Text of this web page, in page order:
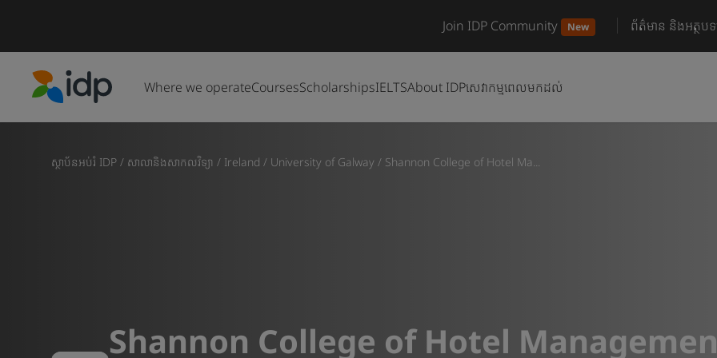
Join IDP Community New ព័ត៌មាន និងអត្ថប
Where we operateCoursesScholarshipsIELTSAbout IDPសេវាកម្មពេលមកដល់
ស្ថាប័នអប់រំ IDP / សាលានិងសាកលវិទ្យា / Ireland / University of Galway / Shannon College of Hotel Ma...
Shannon College of Hotel